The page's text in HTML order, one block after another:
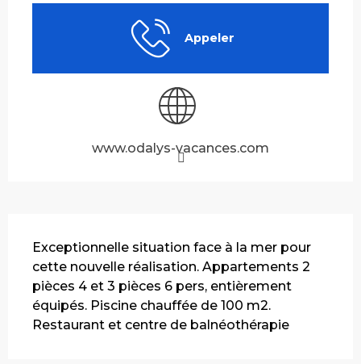
Appeler
www.odalys-vacances.com
Exceptionnelle situation face à la mer pour
cette nouvelle réalisation. Appartements 2
pièces 4 et 3 pièces 6 pers, entièrement
équipés. Piscine chauffée de 100 m2.
Restaurant et centre de balnéothérapie